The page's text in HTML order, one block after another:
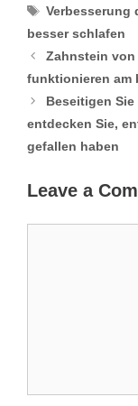
Tags
Verbesserung
besser schlafen
Zahnstein von
funktionieren am
Beseitigen
entdecken Sie,
gefallen haben
Leave a